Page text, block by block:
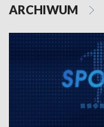
ARCHIWUM